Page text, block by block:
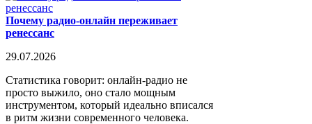
Почему радио-онлайн переживает
ренессанс
29.07.2026
Статистика говорит: онлайн-радио не
просто выжило, оно стало мощным
инструментом, который идеально вписался
в ритм жизни современного человека.